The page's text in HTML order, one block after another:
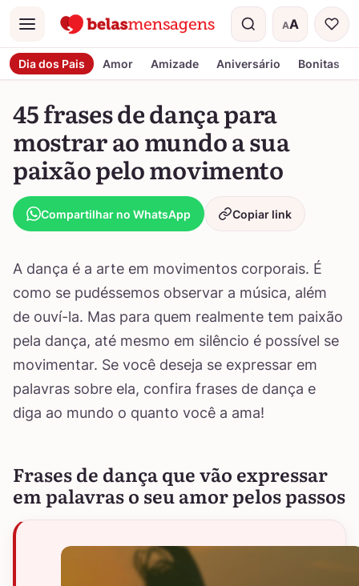
Menu AA
Tamanho do
Dia dos Pais Amor Amizade Aniversário Bonitas
45 frases de dança para
mostrar ao mundo a sua
paixão pelo movimento
Compartilhar no WhatsApp Copiar link
A dança é a arte em movimentos corporais. É
como se pudéssemos observar a música, além
de ouví-la. Mas para quem realmente tem paixão
pela dança, até mesmo em silêncio é possível se
movimentar. Se você deseja se expressar em
palavras sobre ela, confira frases de dança e
diga ao mundo o quanto você a ama!
Frases de dança que vão expressar
em palavras o seu amor pelos passos